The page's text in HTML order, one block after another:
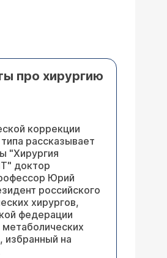
про хирургию
коррекции
рассказывает
"Хирургия
доктор
Юрий
российского
хирургов,
федерации
избранный на